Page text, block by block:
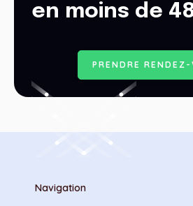
en moins de
P RE ND RE RE ND E Z -
Navigation